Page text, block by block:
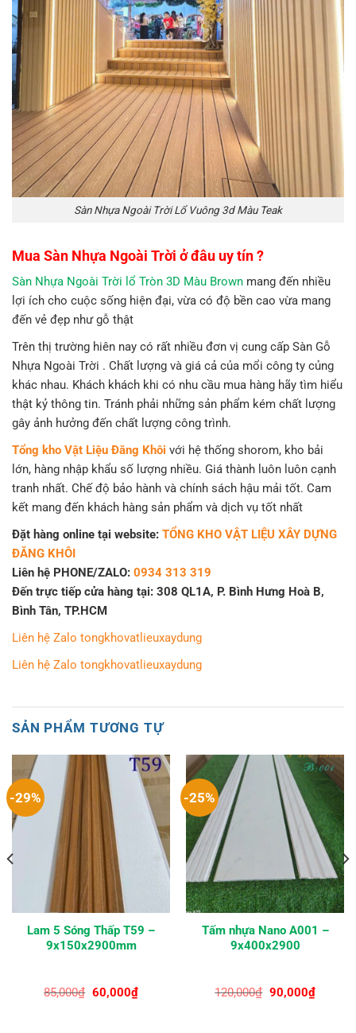
Sàn Nhựa Ngoài Trời Lổ Vuông 3d Màu Teak
Mua Sàn Nhựa Ngoài Trời ở đâu uy tín ?
Sàn Nhựa Ngoài Trời lổ Tròn 3D Màu Brown mang đến nhiều
lợi ích cho cuộc sống hiện đại, vừa có độ bền cao vừa mang
đến vẻ đẹp như gỗ thật
Trên thị trường hiên nay có rất nhiều đơn vị cung cấp Sàn Gỗ
Nhựa Ngoài Trời . Chất lượng và giá cả của mổi công ty củng
khác nhau. Khách khách khi có nhu cầu mua hàng hãy tìm hiểu
thật kỷ thông tin. Tránh phải những sản phẩm kém chất lượng
gây ảnh hưởng đến chất lượng công trình.
Tổng kho Vật Liệu Đăng Khôi với hệ thống shorom, kho bải
lớn, hàng nhập khẩu số lượng nhiều. Giá thành luôn luôn cạnh
tranh nhất. Chế độ bảo hành và chính sách hậu mải tốt. Cam
kết mang đến khách hàng sản phẩm và dịch vụ tốt nhất
Đặt hàng online tại website: TỔNG KHO VẬT LIỆU XÂY DỰNG
ĐĂNG KHÔI
Liên hệ PHONE/ZALO: 0934 313 319
Đến trực tiếp cửa hàng tại: 308 QL1A, P. Bình Hưng Hoà B,
Bình Tân, TP.HCM
Liên hệ Zalo tongkhovatlieuxaydung
Liên hệ Zalo tongkhovatlieuxaydung
SẢN PHẨM TƯƠNG TỰ
-29%
Lam 5 Sóng Thấp T59 –
9x150x2900mm
85,000₫ Giá
gốc
60,000₫Giá
hiện
-25%
Tấm nhựa Nano A001 –
9x400x2900
120,000₫ Giá
gốc
90,000₫Giá
hiện